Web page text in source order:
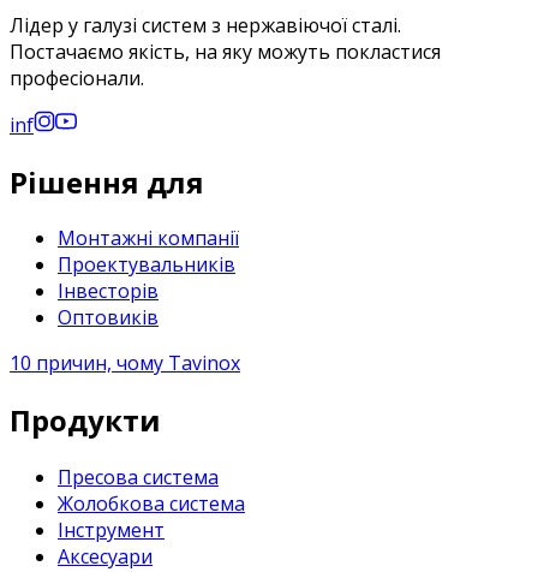
Лідер у галузі систем з нержавіючої сталі.
Постачаємо якість, на яку можуть покластися
професіонали.
inf
Рішення для
Монтажні компанії
Проектувальників
Інвесторів
Оптовиків
10 причин, чому Tavinox
Продукти
Пресова система
Жолобкова система
Інструмент
Аксесуари